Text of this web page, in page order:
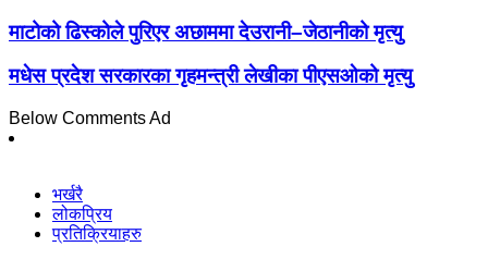
माटोको ढिस्कोले पुरिएर अछाममा देउरानी–जेठानीको मृत्यु
मधेस प्रदेश सरकारका गृहमन्त्री लेखीका पीएसओको मृत्यु
Below Comments Ad
भर्खरै
लोकप्रिय
प्रतिक्रियाहरु